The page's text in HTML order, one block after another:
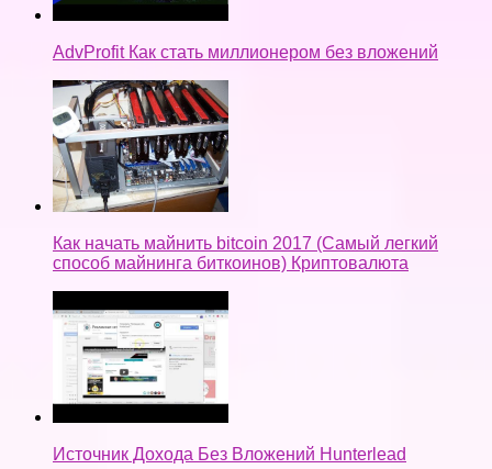
AdvProfit Как стать миллионером без вложений
Как начать майнить bitcoin 2017 (Самый легкий
способ майнинга биткоинов) Криптовалюта
Источник Дохода Без Вложений Hunterlead